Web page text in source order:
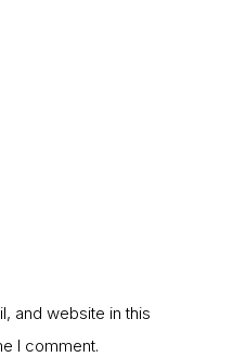
and website in this
I comment.